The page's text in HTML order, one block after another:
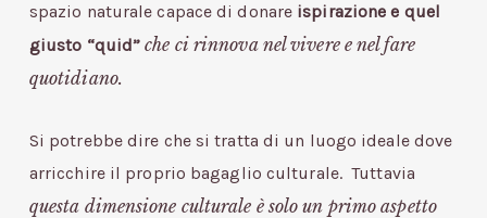
spazio naturale capace di donare ispirazione e quel
giusto “quid” che ci rinnova nel vivere e nel fare
quotidiano.
Si potrebbe dire che si tratta di un luogo ideale dove
arricchire il proprio bagaglio culturale. Tuttavia
questa dimensione culturale è solo un primo aspetto